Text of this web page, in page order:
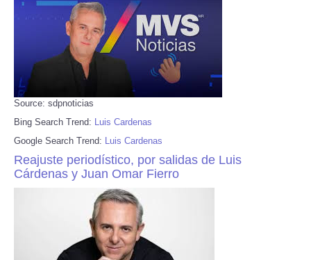
Source: sdpnoticias
Bing Search Trend: Luis Cardenas
Google Search Trend: Luis Cardenas
Reajuste periodístico, por salidas de Luis
Cárdenas y Juan Omar Fierro